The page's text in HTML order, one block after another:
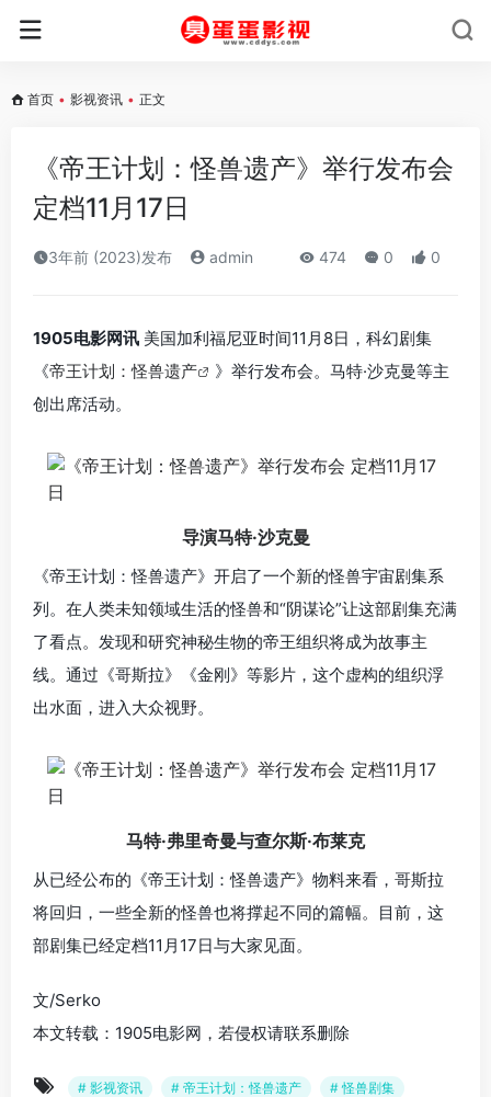
首页 • 影视资讯 • 正文
《帝王计划：怪兽遗产》举行发布会
定档11月17日
3年前 (2023)发布 admin 474 0 0
1905电影网讯 美国加利福尼亚时间11月8日，科幻剧集
《帝王计划：怪兽遗产
》举行发布会。马特·沙克曼等主
创出席活动。
导演马特·沙克曼
《帝王计划：怪兽遗产》开启了一个新的怪兽宇宙剧集系
列。在人类未知领域生活的怪兽和“阴谋论”让这部剧集充满
了看点。发现和研究神秘生物的帝王组织将成为故事主
线。通过《哥斯拉》《金刚》等影片，这个虚构的组织浮
出水面，进入大众视野。
马特·弗里奇曼与查尔斯·布莱克
从已经公布的《帝王计划：怪兽遗产》物料来看，哥斯拉
将回归，一些全新的怪兽也将撑起不同的篇幅。目前，这
部剧集已经定档11月17日与大家见面。
文/Serko
本文转载：1905电影网，若侵权请联系删除
# 影视资讯 # 帝王计划：怪兽遗产
# 怪兽剧集